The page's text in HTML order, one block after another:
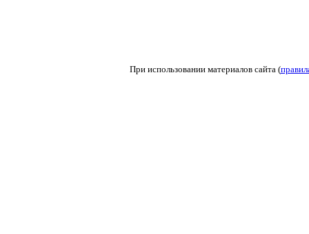
При использовании материалов сайта (